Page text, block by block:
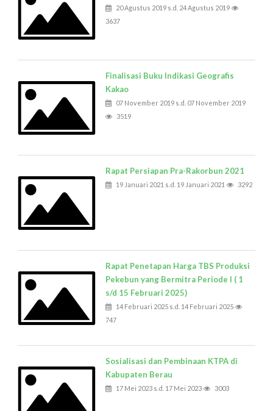
20 Agustus 2019 s.d. 24 Agustus 2019
3637
Finalisasi Buku Indikasi Geografis
Kakao
07 November 2019 s.d. 07 November 2019
3519
Rapat Persiapan Pra-Rakorbun 2021
19 Januari 2021 s.d. 19 Januari 2021 3292
Rapat Penetapan Harga TBS Produksi
Pekebun yang Bermitra Periode I ( 1
s/d 15 Februari 2025)
14 Februari 2025 s.d. 14 Februari 2025
747
Sosialisasi dan Pembinaan KTPA di
Kabupaten Berau
17 Mei 2023 s.d. 17 Mei 2023 3003